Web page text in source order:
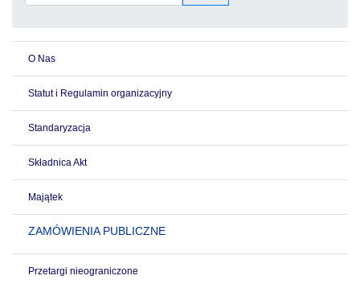
O Nas
Statut i Regulamin organizacyjny
Standaryzacja
Składnica Akt
Majątek
ZAMÓWIENIA PUBLICZNE
Przetargi nieograniczone